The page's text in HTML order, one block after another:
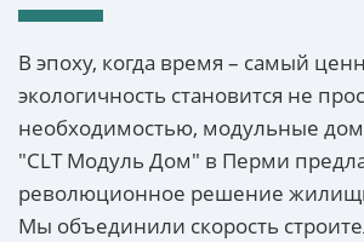
В эпоху, когда время – самый
экологичность становится не
необходимостью, модульные
"CLT Модуль Дом" в Перми
революционное решение
Мы объединили скорость